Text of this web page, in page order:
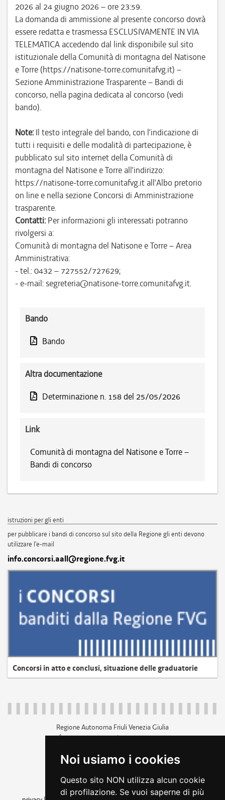
Noi usiamo i cookies
Questo sito NON utilizza alcun cookie
di profilazione. Se vuoi saperne di più
2026 al 24 giugno 2026 – ore 23:59.
La domanda di ammissione al presente concorso dovrà
essere redatta e trasmessa ESCLUSIVAMENTE IN VIA
TELEMATICA accedendo dal link disponibile sul sito
istituzionale della Comunità di montagna del Natisone
e Torre (https://natisone-torre.comunitafvg.it) –
Sezione Amministrazione Trasparente – Bandi di
concorso, nella pagina dedicata al concorso (vedi
bando).
Note: Il testo integrale del bando, con l’indicazione di
tutti i requisiti e delle modalità di partecipazione, è
pubblicato sul sito internet della Comunità di
montagna del Natisone e Torre all’indirizzo:
https://natisone-torre.comunitafvg.it all’Albo pretorio
on line e nella sezione Concorsi di Amministrazione
trasparente.
Contatti: Per informazioni gli interessati potranno
rivolgersi a:
Comunità di montagna del Natisone e Torre – Area
Amministrativa:
- tel.: 0432 – 727552/727629;
- e-mail: segreteria@natisone-torre.comunitafvg.it.
Bando
Bando
Altra documentazione
Determinazione n. 158 del 25/05/2026
Link
Comunità di montagna del Natisone e Torre –
Bandi di concorso
istruzioni per gli enti
per pubblicare i bandi di concorso sul sito della Regione gli enti devono
utilizzare l'e-mail
info.concorsi.aall@regione.fvg.it
Concorsi in atto e conclusi, situazione delle graduatorie
Regione Autonoma Friuli Venezia Giulia
c.f. 80014930327; p.iva 00526040324
+39 040 3771111
amministrazione trasparente